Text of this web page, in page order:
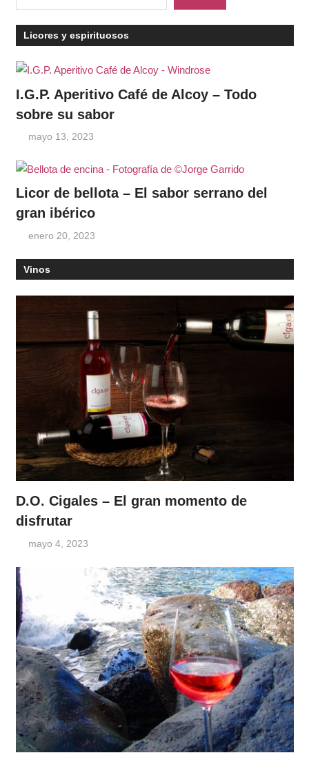
Licores y espirituosos
I.G.P. Aperitivo Café de Alcoy – Todo
sobre su sabor
mayo 13, 2023
Licor de bellota – El sabor serrano del
gran ibérico
enero 20, 2023
Vinos
D.O. Cigales – El gran momento de
disfrutar
mayo 4, 2023